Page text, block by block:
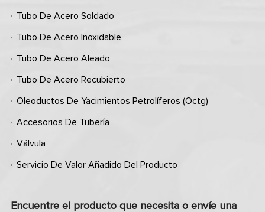
Tubo De Acero Soldado
Tubo De Acero Inoxidable
Tubo De Acero Aleado
Tubo De Acero Recubierto
Oleoductos De Yacimientos Petrolíferos (octg)
Accesorios De Tubería
Válvula
Servicio De Valor Añadido Del Producto
Encuentre el producto que necesita o envíe una